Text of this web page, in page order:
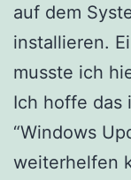
auf dem
installieren.
musste ich
Ich hoffe das
“Windows
weiterhelfen